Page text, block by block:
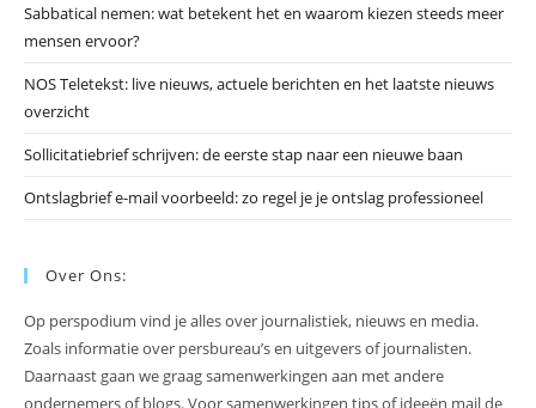
Sabbatical nemen: wat betekent het en waarom kiezen steeds meer
mensen ervoor?
NOS Teletekst: live nieuws, actuele berichten en het laatste nieuws
overzicht
Sollicitatiebrief schrijven: de eerste stap naar een nieuwe baan
Ontslagbrief e-mail voorbeeld: zo regel je je ontslag professioneel
Over Ons:
Op perspodium vind je alles over journalistiek, nieuws en media.
Zoals informatie over persbureau’s en uitgevers of journalisten.
Daarnaast gaan we graag samenwerkingen aan met andere
ondernemers of blogs. Voor samenwerkingen tips of ideeën mail de